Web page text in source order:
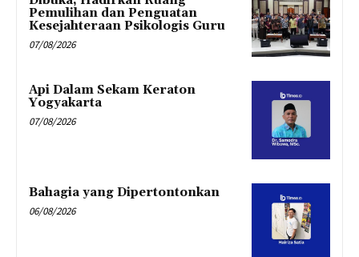
Pemulihan dan Penguatan
Kesejahteraan Psikologis Guru
07/08/2026
Api Dalam Sekam Keraton
Yogyakarta
07/08/2026
Bahagia yang Dipertontonkan
06/08/2026